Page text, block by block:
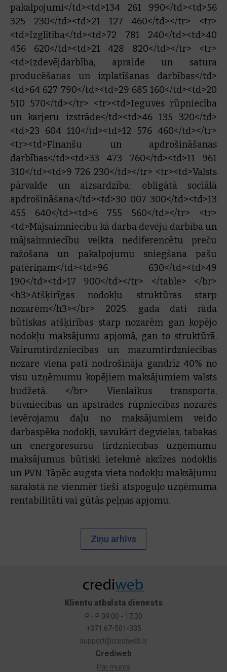
pakalpojumi</td><td>134 261 990</td><td>56
325 230</td><td>21 127 460</td></tr> <tr>
<td>Izglītība</td><td>72 781 240</td><td>40
456 620</td><td>21 428 820</td></tr> <tr>
<td>Izdevējdarbība, apraide un satura
producēšanas un izplatīšanas darbības</td>
<td>64 627 790</td><td>29 685 160</td><td>20
510 570</td></tr> <tr><td>Ieguves rūpniecība
un karjeru izstrāde</td><td>46 135 320</td>
<td>23 604 110</td><td>12 576 460</td></tr>
<tr><td>Finanšu un apdrošināšanas
darbības</td><td>33 473 760</td><td>11 961
310</td><td>9 726 230</td></tr> <tr><td>Valsts
pārvalde un aizsardzība; obligātā sociālā
apdrošināšana</td><td>30 007 300</td><td>13
455 640</td><td>6 755 560</td></tr> <tr>
<td>Mājsaimniecību kā darba devēju darbība un
mājsaimniecību veikta nediferencētu preču
ražošana un pakalpojumu sniegšana pašu
patēriņam</td><td>96 630</td><td>49
190</td><td>17 900</td></tr> </table> </br>
<h3>Atšķirīgas nodokļu struktūras starp
nozarēm</h3></br> 2025. gada dati rāda
būtiskas atšķirības starp nozarēm gan kopējo
nodokļu maksājumu apjomā, gan to struktūrā.
Vairumtirdzniecības un mazumtirdzniecības
nozare viena pati nodrošināja gandrīz 40% no
visu uzņēmumu kopējiem maksājumiem valsts
budžetā. </br> Vienlaikus transporta,
būvniecības un apstrādes rūpniecības nozarēs
ievērojamu daļu no maksājumiem veido
darbaspēka nodokļi, savukārt degvielas, tabakas
un energoresursu tirdzniecības uzņēmumu
maksājumus būtiski ietekmē akcīzes nodoklis
un PVN. Tāpēc augsta vieta nodokļu maksājumu
sarakstā ne vienmēr tieši atspoguļo uzņēmuma
rentabilitāti vai gūtās peļņas apjomu.
Ziņu arhīvs
Crediweb
Par mums
Klientu atbalsta dienests
P - P 09:00 - 17:30
+371 67-501-335
support@crediweb.lv